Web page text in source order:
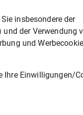
insbesondere der
und der Verwendung
und
Ihre Einwilligungen/